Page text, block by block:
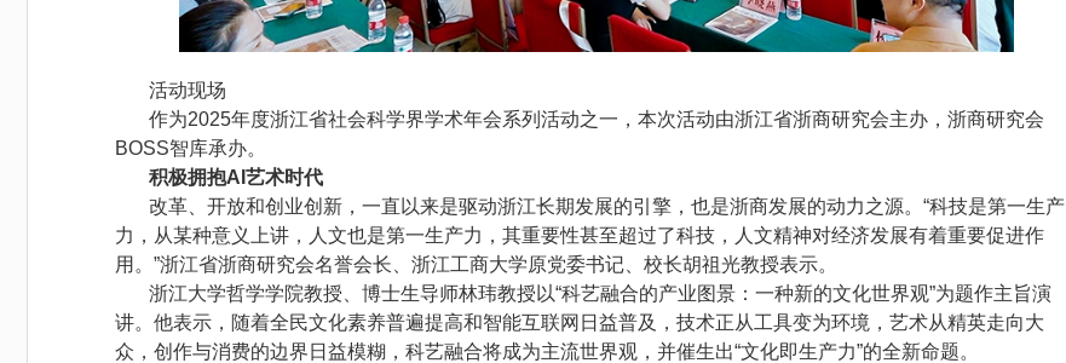
活动现场
作为2025年度浙江省社会科学界学术年会系列活动之一，本次活动由浙江省浙商研究会主办，浙商研究会
BOSS智库承办。
积极拥抱AI艺术时代
改革、开放和创业创新，一直以来是驱动浙江长期发展的引擎，也是浙商发展的动力之源。“科技是第一生产
力，从某种意义上讲，人文也是第一生产力，其重要性甚至超过了科技，人文精神对经济发展有着重要促进作
用。”浙江省浙商研究会名誉会长、浙江工商大学原党委书记、校长胡祖光教授表示。
浙江大学哲学学院教授、博士生导师林玮教授以“科艺融合的产业图景：一种新的文化世界观”为题作主旨演
讲。他表示，随着全民文化素养普遍提高和智能互联网日益普及，技术正从工具变为环境，艺术从精英走向大
众，创作与消费的边界日益模糊，科艺融合将成为主流世界观，并催生出“文化即生产力”的全新命题。